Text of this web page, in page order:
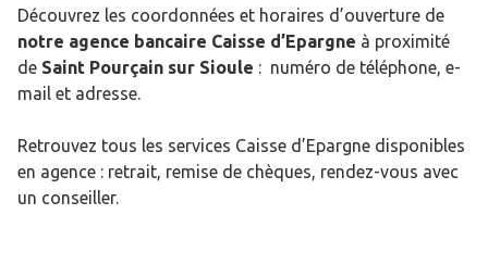
Découvrez les coordonnées et horaires d’ouverture de
notre agence bancaire Caisse d’Epargne à proximité
de Saint Pourçain sur Sioule : numéro de téléphone, e-
mail et adresse.
Retrouvez tous les services Caisse d’Epargne disponibles
en agence : retrait, remise de chèques, rendez-vous avec
un conseiller.